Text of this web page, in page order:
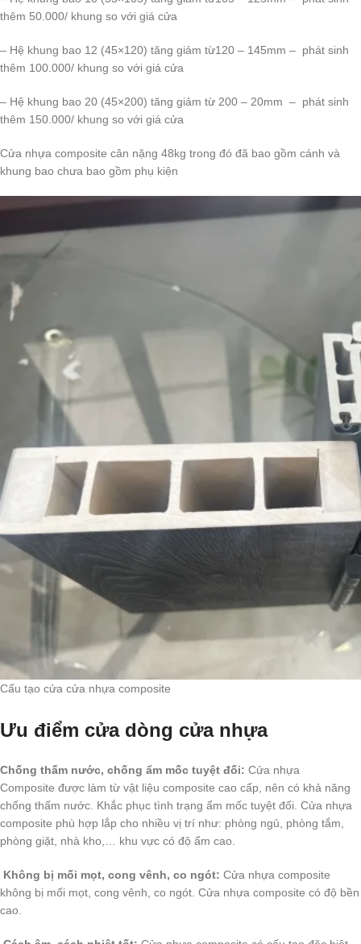
thêm 50.000/ khung so với giá cửa
– Hệ khung bao 12 (45×120) tăng giảm từ120 – 145mm – phát sinh
thêm 100.000/ khung so với giá cửa
– Hệ khung bao 20 (45×200) tăng giảm từ 200 – 20mm – phát sinh
thêm 150.000/ khung so với giá cửa
Cửa nhựa composite cân nặng 48kg trong đó đã bao gồm cánh và
khung bao chưa bao gồm phụ kiện
Cấu tạo cửa cửa nhựa composite
Ưu điểm cửa dòng cửa nhựa
Chống thấm nước, chống ẩm mốc tuyệt đối: Cửa nhựa
Composite được làm từ vật liệu composite cao cấp, nên có khả năng
chống thấm nước. Khắc phục tình trạng ẩm mốc tuyệt đối. Cửa nhựa
composite phù hợp lắp cho nhiều vị trí như: phòng ngủ, phòng tắm,
phòng giặt, nhà kho,… khu vực có độ ẩm cao.
Không bị mối mọt, cong vênh, co ngót: Cửa nhựa composite
không bị mối mọt, cong vênh, co ngót. Cửa nhựa composite có độ bền
cao.